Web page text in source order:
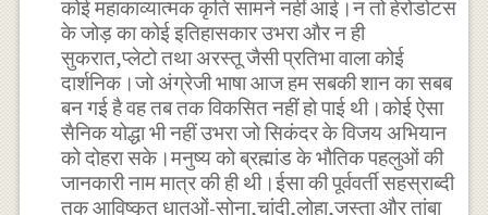
कोई महाकाव्यात्मक कृति सामने नहीं आई।न तो हेरोडोटस
के जोड़ का कोई इतिहासकार उभरा और न ही
सुकरात,प्लेटो तथा अरस्तू जैसी प्रतिभा वाला कोई
दार्शनिक।जो अंग्रेजी भाषा आज हम सबकी शान का सबब
बन गई है वह तब तक विकसित नहीं हो पाई थी।कोई ऐसा
सैनिक योद्धा भी नहीं उभरा जो सिकंदर के विजय अभियान
को दोहरा सके।मनुष्य को ब्रह्मांड के भौतिक पहलुओं की
जानकारी नाम मात्र की ही थी।ईसा की पूर्ववर्ती सहस्राब्दी
तक आविष्कृत धातुओं-सोना,चांदी,लोहा,जस्ता और तांबा